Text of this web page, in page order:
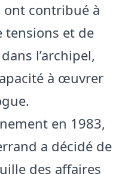
ont contribué à
tensions et de
l’archipel,
à œuvrer
en 1983,
a décidé de
des affaires